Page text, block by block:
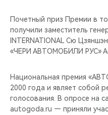
CHERY И СПОРТ
ВИДЕООБЗОРЫ
CHERY ДЛЯ ДЕТЕЙ
Почетный приз Премии в
получили заместитель
INTERNATIONAL Сю
«ЧЕРИ АВТОМОБИЛИ РУС»
Национальная премия
2000 года и являет собой
голосования. В опросе на
autogoda.ru — приняли